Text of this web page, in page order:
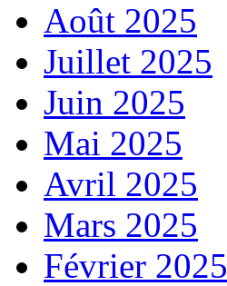
Août 2025
Juillet 2025
Juin 2025
Mai 2025
Avril 2025
Mars 2025
Février 2025